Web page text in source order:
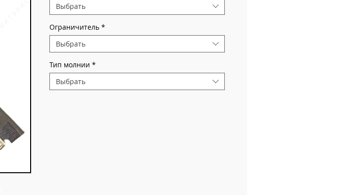
Выбрать
Ограничитель *
Выбрать
Тип молнии *
Выбрать